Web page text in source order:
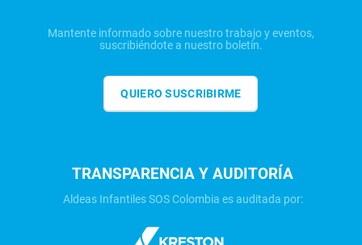
Mantente informado sobre nuestro trabajo y eventos,
suscribiéndote a nuestro boletín.
QUIERO SUSCRIBIRME
TRANSPARENCIA Y AUDITORÍA
Aldeas Infantiles SOS Colombia es auditada por: